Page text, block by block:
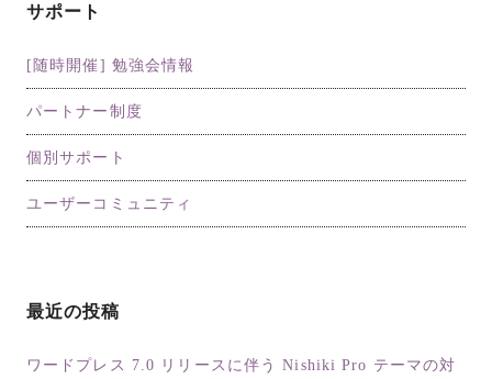
サポート
[随時開催] 勉強会情報
パートナー制度
個別サポート
ユーザーコミュニティ
最近の投稿
ワードプレス 7.0 リリースに伴う Nishiki Pro テーマの対